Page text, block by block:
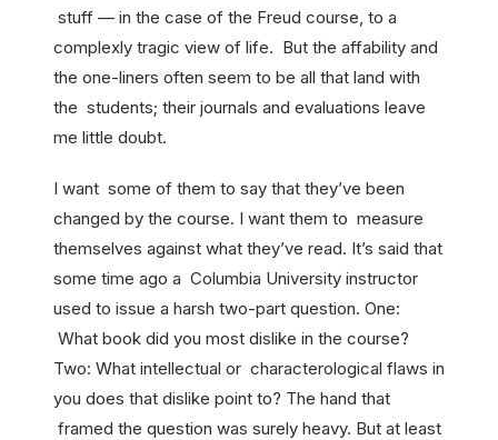
stuff — in the case of the Freud course, to a
complexly tragic view of life. But the affability and
the one-liners often seem to be all that land with
the students; their journals and evaluations leave
me little doubt.
I want some of them to say that they’ve been
changed by the course. I want them to measure
themselves against what they’ve read. It’s said that
some time ago a Columbia University instructor
used to issue a harsh two-part question. One:
What book did you most dislike in the course?
Two: What intellectual or characterological flaws in
you does that dislike point to? The hand that
framed the question was surely heavy. But at least